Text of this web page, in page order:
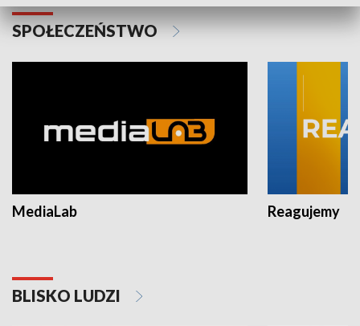
SPOŁECZEŃSTWO
MediaLab Reagujemy
BLISKO LUDZI